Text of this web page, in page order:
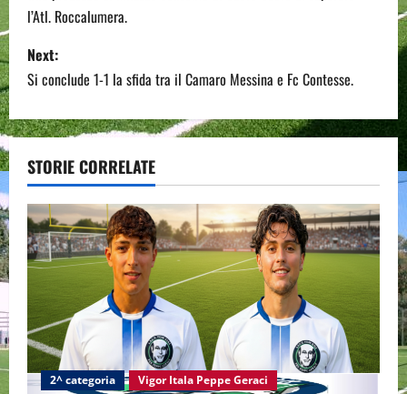
s
t
n
a
v
i
g
a
t
i
l’Atl. Roccalumera.
Next:
Si conclude 1-1 la sfida tra il Camaro Messina e Fc Contesse.
STORIE CORRELATE
2^ categoria Vigor Itala Peppe Geraci